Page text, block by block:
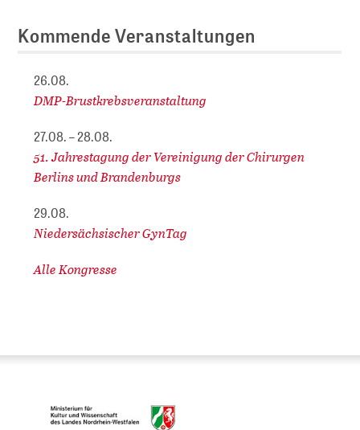
Kommende Veranstaltungen
26.08.
DMP-Brustkrebsveranstaltung
27.08. – 28.08.
51. Jahrestagung der Vereinigung der Chirurgen
Berlins und Brandenburgs
29.08.
Niedersächsischer GynTag
Alle Kongresse